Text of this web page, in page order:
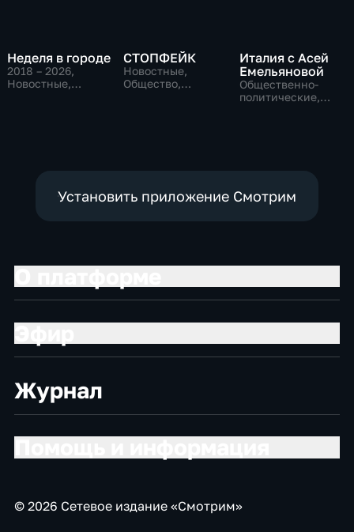
Неделя в городе
2018 – 2026,
Новостные,
СТОПФЕЙК
Новостные,
Общество,
Италия с Асей
Емельяновой
Общественно-
политические,
Установить приложение Смотрим
Журнал
© 2026 Сетевое издание «Смотрим»